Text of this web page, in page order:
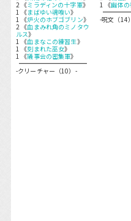
2 《ミラディンの十字軍》
1 《まばゆい魂喰い》
1 《炉火のホブゴブリン》
2 《血まみれ角のミノタウ
ルス》
1 《血まなこの練習生》
1 《刻まれた巫女》
1 《議事会の密集軍》
-クリーチャー（10）-
1 《幽体
-呪文（14